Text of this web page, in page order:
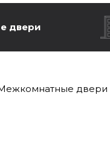
двери
двери